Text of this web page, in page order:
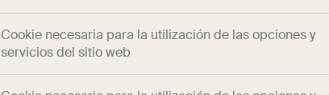
Cookie necesaria para la utilización de las opciones y
servicios del sitio web